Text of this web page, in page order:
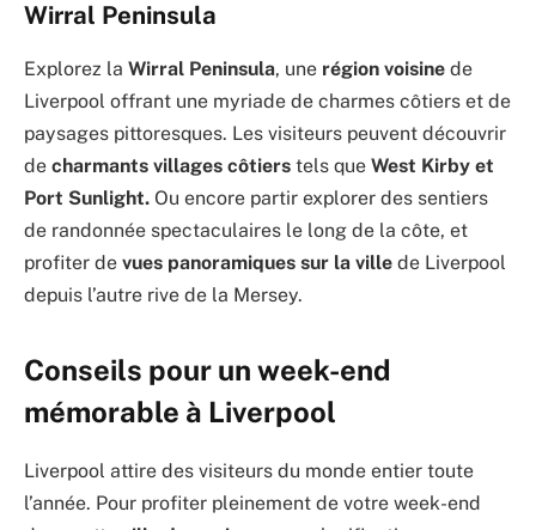
Wirral Peninsula
Explorez la Wirral Peninsula, une région voisine de
Liverpool offrant une myriade de charmes côtiers et de
paysages pittoresques. Les visiteurs peuvent découvrir
de charmants villages côtiers tels que West Kirby et
Port Sunlight. Ou encore partir explorer des sentiers
de randonnée spectaculaires le long de la côte, et
profiter de vues panoramiques sur la ville de Liverpool
depuis l’autre rive de la Mersey.
Conseils pour un week-end
mémorable à Liverpool
Liverpool attire des visiteurs du monde entier toute
l’année. Pour profiter pleinement de votre week-end